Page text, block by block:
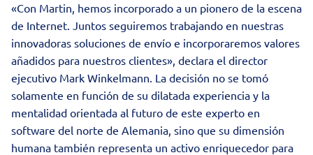
«Con Martin, hemos incorporado a un pionero de la escena
de Internet. Juntos seguiremos trabajando en nuestras
innovadoras soluciones de envío e incorporaremos valores
añadidos para nuestros clientes», declara el director
ejecutivo Mark Winkelmann. La decisión no se tomó
solamente en función de su dilatada experiencia y la
mentalidad orientada al futuro de este experto en
software del norte de Alemania, sino que su dimensión
humana también representa un activo enriquecedor para